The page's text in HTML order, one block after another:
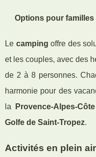
Options pour
Le camping offre des
et les couples, avec des
de 2 à 8 personnes.
harmonie pour des
la
Provence-Alpes-
Golfe de Saint-Tropez.
Activités en plein